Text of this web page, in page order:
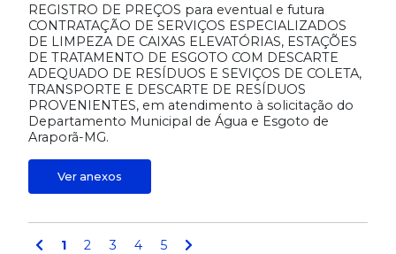
REGISTRO DE PREÇOS para eventual e futura
CONTRATAÇÃO DE SERVIÇOS ESPECIALIZADOS
DE LIMPEZA DE CAIXAS ELEVATÓRIAS, ESTAÇÕES
DE TRATAMENTO DE ESGOTO COM DESCARTE
ADEQUADO DE RESÍDUOS E SEVIÇOS DE COLETA,
TRANSPORTE E DESCARTE DE RESÍDUOS
PROVENIENTES, em atendimento à solicitação do
Departamento Municipal de Água e Esgoto de
Araporã-MG.
Ver anexos
1 2 3 4 5